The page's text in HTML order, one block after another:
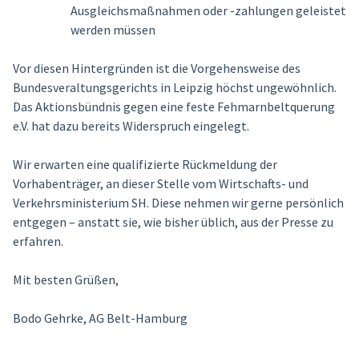
Ausgleichsmaßnahmen oder -zahlungen geleistet
werden müssen
Vor diesen Hintergründen ist die Vorgehensweise des
Bundesveraltungsgerichts in Leipzig höchst ungewöhnlich.
Das Aktionsbündnis gegen eine feste Fehmarnbeltquerung
e.V. hat dazu bereits Widerspruch eingelegt.
Wir erwarten eine qualifizierte Rückmeldung der
Vorhabenträger, an dieser Stelle vom Wirtschafts- und
Verkehrsministerium SH. Diese nehmen wir gerne persönlich
entgegen – anstatt sie, wie bisher üblich, aus der Presse zu
erfahren.
Mit besten Grüßen,
Bodo Gehrke, AG Belt-Hamburg